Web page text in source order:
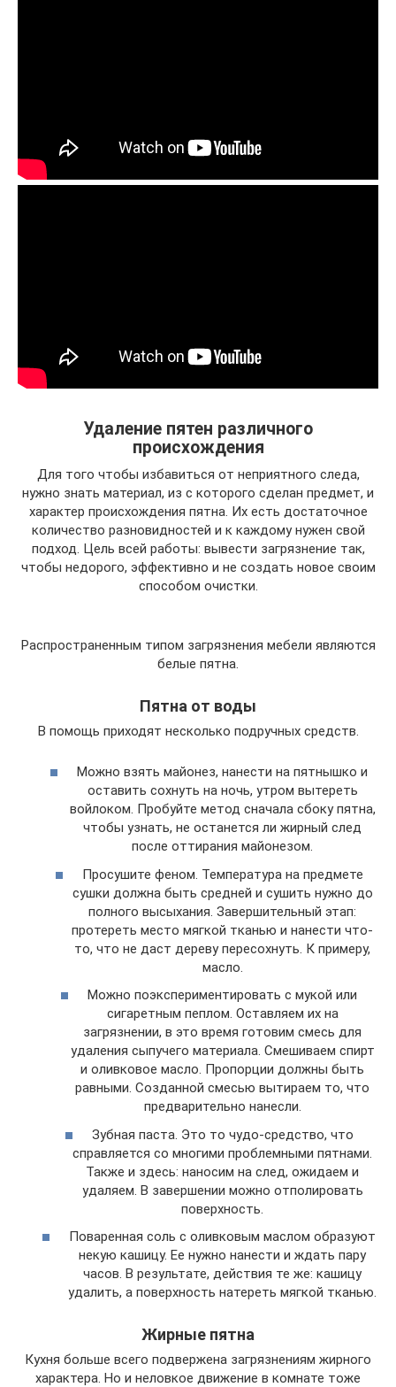
Удаление пятен различного
происхождения
Для того чтобы избавиться от неприятного следа,
нужно знать материал, из с которого сделан предмет, и
характер происхождения пятна. Их есть достаточное
количество разновидностей и к каждому нужен свой
подход. Цель всей работы: вывести загрязнение так,
чтобы недорого, эффективно и не создать новое своим
способом очистки.
Распространенным типом загрязнения мебели являются
белые пятна.
Пятна от воды
В помощь приходят несколько подручных средств.
Можно взять майонез, нанести на пятнышко и
оставить сохнуть на ночь, утром вытереть
войлоком. Пробуйте метод сначала сбоку пятна,
чтобы узнать, не останется ли жирный след
после оттирания майонезом.
Просушите феном. Температура на предмете
сушки должна быть средней и сушить нужно до
полного высыхания. Завершительный этап:
протереть место мягкой тканью и нанести что-
то, что не даст дереву пересохнуть. К примеру,
масло.
Можно поэкспериментировать с мукой или
сигаретным пеплом. Оставляем их на
загрязнении, в это время готовим смесь для
удаления сыпучего материала. Смешиваем спирт
и оливковое масло. Пропорции должны быть
равными. Созданной смесью вытираем то, что
предварительно нанесли.
Зубная паста. Это то чудо-средство, что
справляется со многими проблемными пятнами.
Также и здесь: наносим на след, ожидаем и
удаляем. В завершении можно отполировать
поверхность.
Поваренная соль с оливковым маслом образуют
некую кашицу. Ее нужно нанести и ждать пару
часов. В результате, действия те же: кашицу
удалить, а поверхность натереть мягкой тканью.
Жирные пятна
Кухня больше всего подвержена загрязнениям жирного
характера. Но и неловкое движение в комнате тоже